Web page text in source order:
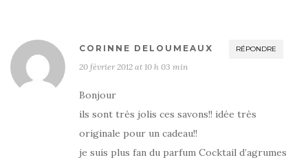
CORINNE DELOUMEAUX RÉPONDRE
20 février 2012 at 10 h 03 min
Bonjour
ils sont très jolis ces savons!! idée très
originale pour un cadeau!!
je suis plus fan du parfum Cocktail d’agrumes